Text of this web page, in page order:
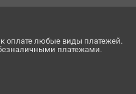
оплате любые виды платежей.
платежами.